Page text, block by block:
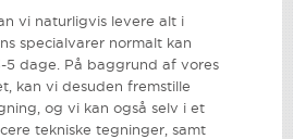
vi naturligvis levere alt i
specialvarer normalt kan
5 dage. På baggrund af vores
kan vi desuden fremstille
og vi kan også selv i et
tekniske tegninger, samt